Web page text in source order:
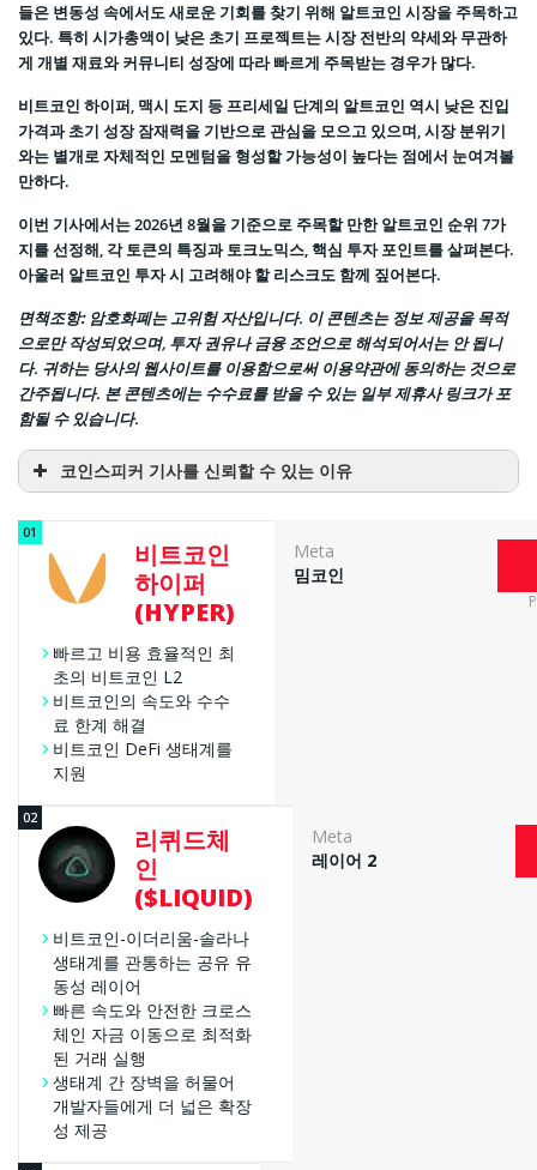
들은 변동성 속에서도 새로운 기회를 찾기 위해 알트코인 시장을 주목하고
있다. 특히 시가총액이 낮은 초기 프로젝트는 시장 전반의 약세와 무관하
게 개별 재료와 커뮤니티 성장에 따라 빠르게 주목받는 경우가 많다.
비트코인 하이퍼, 맥시 도지 등 프리세일 단계의 알트코인 역시 낮은 진입
가격과 초기 성장 잠재력을 기반으로 관심을 모으고 있으며, 시장 분위기
와는 별개로 자체적인 모멘텀을 형성할 가능성이 높다는 점에서 눈여겨볼
만하다.
이번 기사에서는 2026년 8월을 기준으로 주목할 만한 알트코인 순위 7가
지를 선정해, 각 토큰의 특징과 토크노믹스, 핵심 투자 포인트를 살펴본다.
아울러 알트코인 투자 시 고려해야 할 리스크도 함께 짚어본다.
면책조항:암호화폐는 고위험 자산입니다. 이 콘텐츠는 정보 제공을 목적
으로만 작성되었으며, 투자 권유나 금융 조언으로 해석되어서는 안 됩니
다. 귀하는 당사의 웹사이트를 이용함으로써 이용약관에 동의하는 것으로
간주됩니다. 본 콘텐츠에는 수수료를 받을 수 있는 일부 제휴사 링크가 포
함될 수 있습니다.
코인스피커 기사를 신뢰할 수 있는 이유
전문성에 기반한 취재
업계 내 영향력
철저한 프로젝트 검토 체계
지속적인 검수와 업데이트
내부 절차
비트코인
하이퍼
(HYPER)
빠르고 비용 효율적인 최
초의 비트코인 L2
비트코인의 속도와 수수
료 한계 해결
비트코인 DeFi 생태계를
지원
Meta
밈코인
리퀴드체
인
($LIQUID)
비트코인-이더리움-솔라나
생태계를 관통하는 공유 유
동성 레이어
빠른 속도와 안전한 크로스
체인 자금 이동으로 최적화
된 거래 실행
생태계 간 장벽을 허물어
개발자들에게 더 넓은 확장
성 제공
Meta
레이어 2